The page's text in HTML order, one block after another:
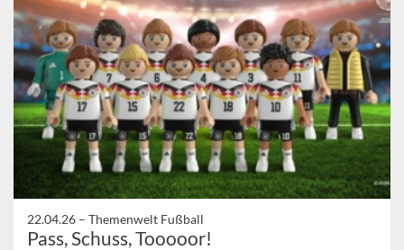
22.04.26 – Themenwelt Fußball
Pass, Schuss, Tooooor!